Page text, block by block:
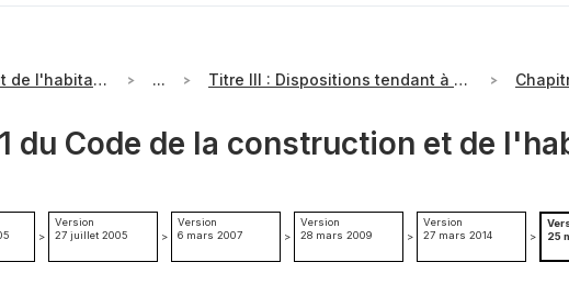
Code de la construction et de l'habitation ... Titre III : Dispositions tendant à maintenir ou à augmenter le nombre des logements
du Code de la construction et de
>
Version
27 juillet 2005
>
Version
6 mars 2007
>
Version
28 mars 2009
>
Version
27 mars 2014
>
25